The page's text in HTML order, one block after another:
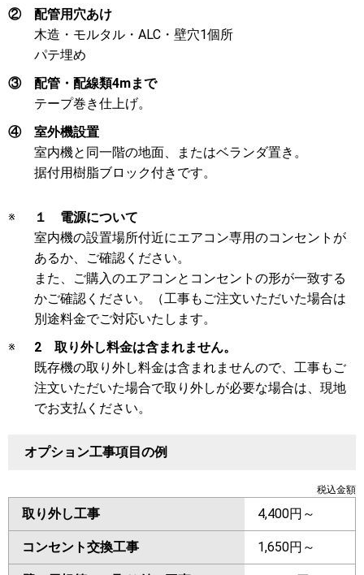
②
配管用穴あけ
木造・モルタル・ALC・壁穴1個所
パテ埋め
③
配管・配線類4mまで
テープ巻き仕上げ。
④
室外機設置
室内機と同一階の地面、またはベランダ置き。
据付用樹脂ブロック付きです。
※
１ 電源について
室内機の設置場所付近にエアコン専用のコンセントが
あるか、ご確認ください。
また、ご購入のエアコンとコンセントの形が一致する
かご確認ください。（工事もご注文いただいた場合は
別途料金でご対応いたします。
※
2 取り外し料金は含まれません。
既存機の取り外し料金は含まれませんので、工事もご
注文いただいた場合で取り外しが必要な場合は、現地
でお支払ください。
オプション工事項目の例
税込金額
取り外し工事 4,400円～
コンセント交換工事 1,650円～